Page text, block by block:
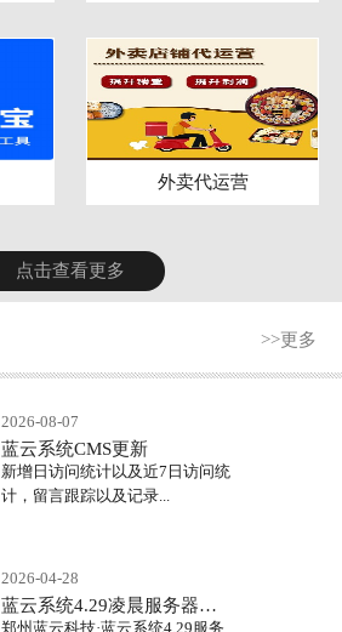
外卖代运营
点击查看更多
>>更多
2026-08-07
蓝云系统CMS更新
新增日访问统计以及近7日访问统
计，留言跟踪以及记录...
2026-04-28
蓝云系统4.29凌晨服务器正常巡检
郑州蓝云科技·蓝云系统4.29服务